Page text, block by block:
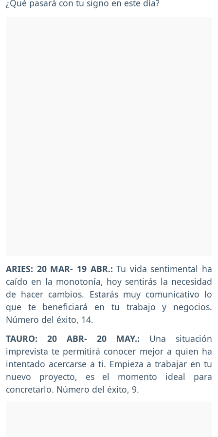
¿Qué pasará con tu signo en este día?
ARIES: 20 MAR- 19 ABR.:Tu vida sentimental ha
caído en la monotonía, hoy sentirás la necesidad
de hacer cambios. Estarás muy comunicativo lo
que te beneficiará en tu trabajo y negocios.
Número del éxito, 14.
TAURO: 20 ABR- 20 MAY.: Una situación
imprevista te permitirá conocer mejor a quien ha
intentado acercarse a ti. Empieza a trabajar en tu
nuevo proyecto, es el momento ideal para
concretarlo. Número del éxito, 9.